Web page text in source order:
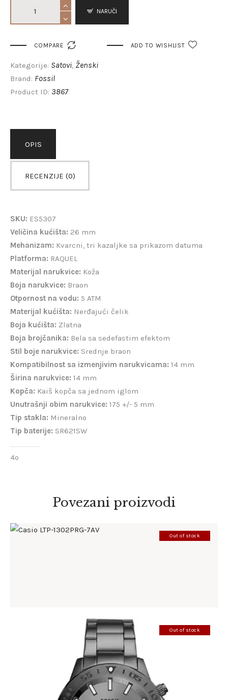
NARUČI
COMPARE  ADD TO WISHLIST
Kategorije: Satovi, Ženski
Brand: Fossil
Product ID: 3867
OPIS
RECENZIJE (0)
SKU: ES5307
Veličina kućišta: 26 mm
Mehanizam: Kvarcni, tri kazaljke sa prikazom datuma
Platforma: RAQUEL
Materijal narukvice: Koža
Boja narukvice: Braon
Otpornost na vodu: 5 ATM
Materijal kućišta: Nerđajući čelik
Boja kućišta: Zlatna
Boja brojčanika: Bela sa sedefastim efektom
Stil boje narukvice: Srednje braon
Kompatibilnost sa izmenjivim narukvicama: 14 mm
Širina narukvice: 14 mm
Kopča: Kaiš kopča sa jednom iglom
Unutrašnji obim narukvice: 175 +/- 5 mm
Tip stakla: Mineralno
Tip baterije: SR621SW
4o
Povezani proizvodi
Out of stock
Out of stock